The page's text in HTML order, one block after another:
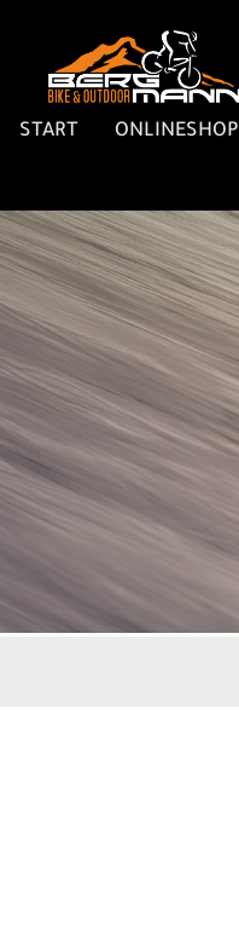
START ONLINESHOP